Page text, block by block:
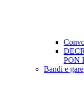
PON
Bandi e gare